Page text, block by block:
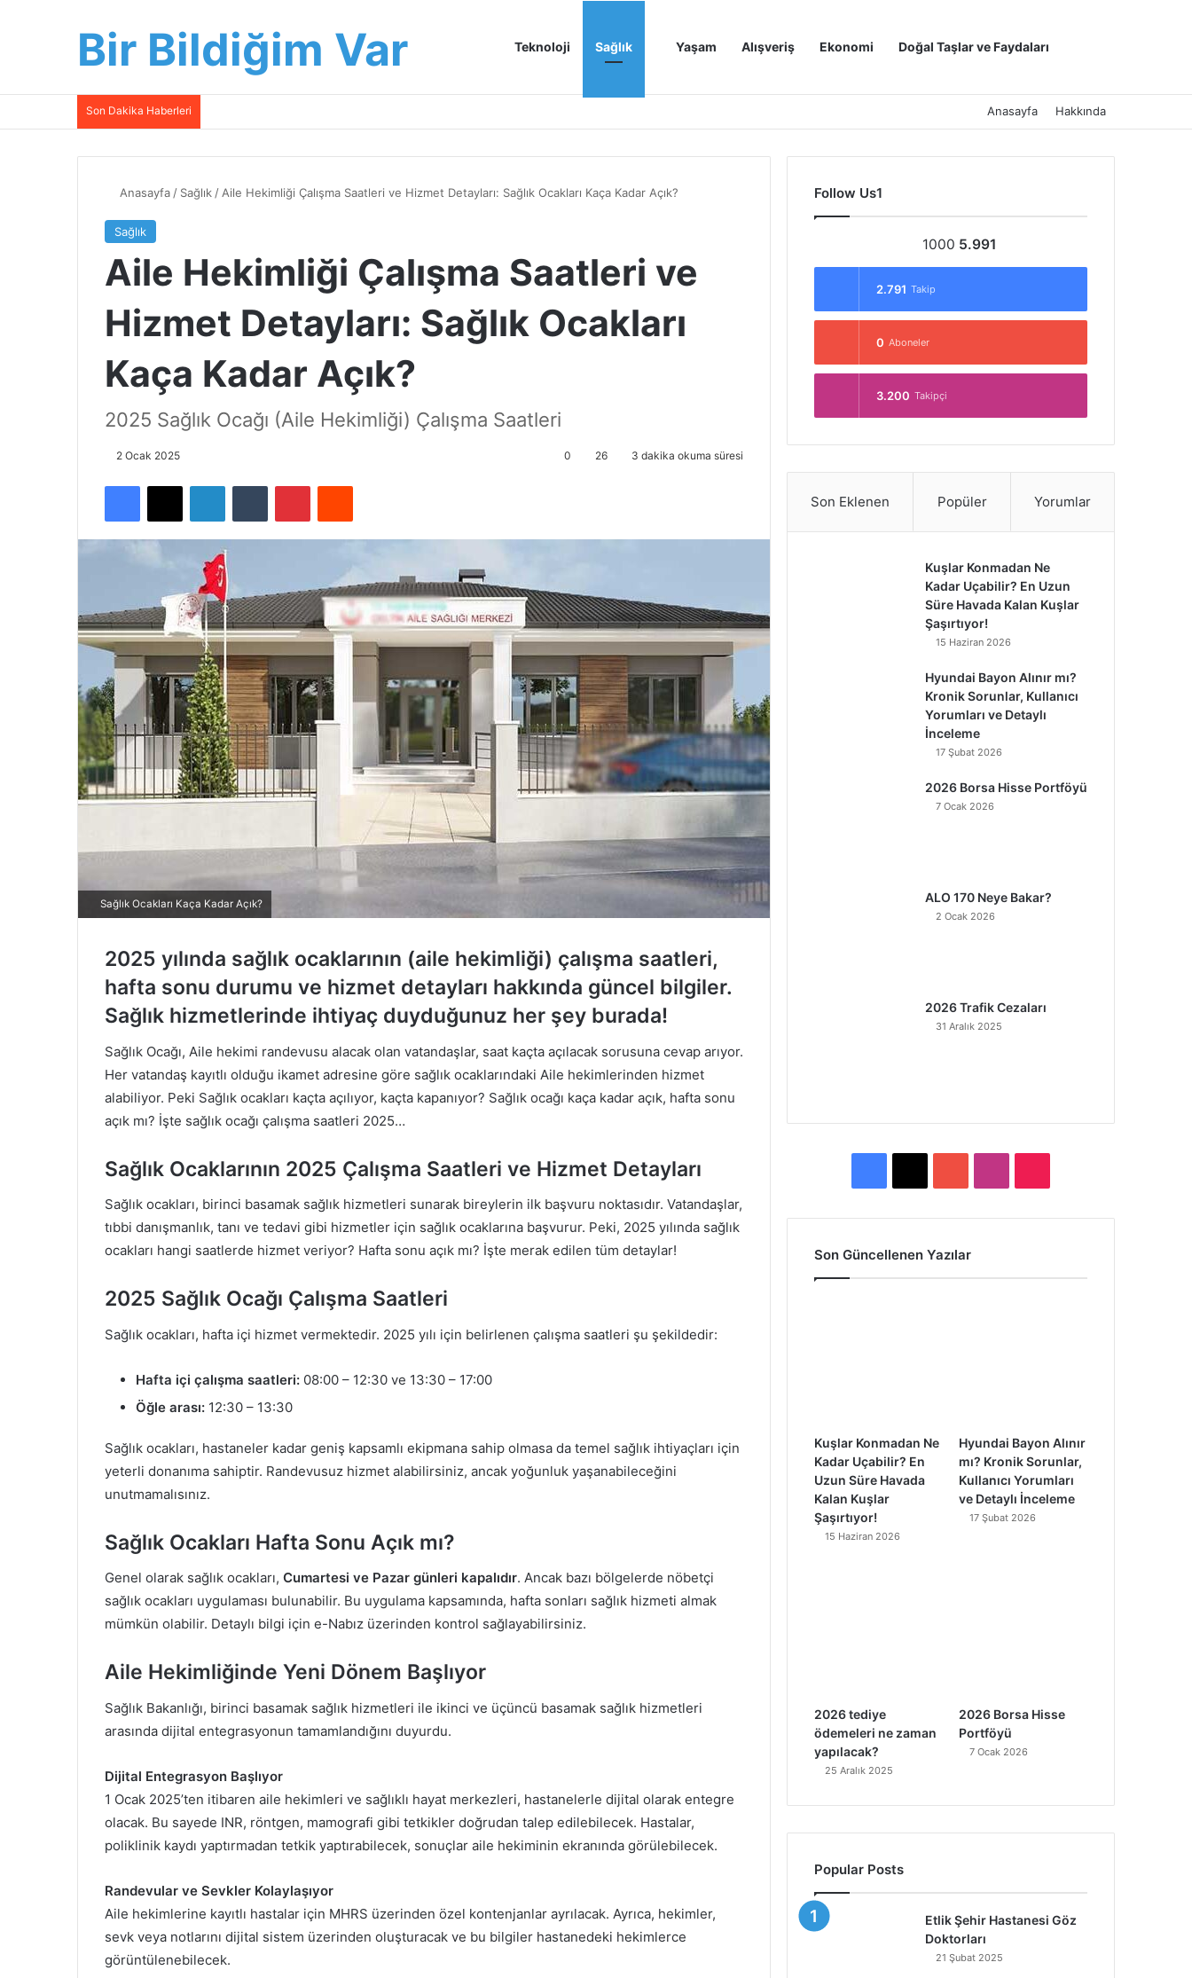
Bir Bildiğim Var Anasayfa
Teknoloji Sağlık Yaşam Alışveriş Ekonomi Doğal Taşlar ve Faydaları
Son Dakika Haberleri Anasayfa Hakkında
Anasayfa / Sağlık / Aile Hekimliği Çalışma Saatleri ve Hizmet Detayları: Sağlık Ocakları Kaça Kadar Açık?
Sağlık
Aile Hekimliği Çalışma Saatleri ve
Hizmet Detayları: Sağlık Ocakları
Kaça Kadar Açık?
2025 Sağlık Ocağı (Aile Hekimliği) Çalışma Saatleri
2 Ocak 2025 0 26 3 dakika okuma süresi
Sağlık Ocakları Kaça Kadar Açık?
2025 yılında sağlık ocaklarının (aile hekimliği) çalışma saatleri,
hafta sonu durumu ve hizmet detayları hakkında güncel bilgiler.
Sağlık hizmetlerinde ihtiyaç duyduğunuz her şey burada!
Sağlık Ocağı, Aile hekimi randevusu alacak olan vatandaşlar, saat kaçta açılacak sorusuna cevap arıyor.
Her vatandaş kayıtlı olduğu ikamet adresine göre sağlık ocaklarındaki Aile hekimlerinden hizmet
alabiliyor. Peki Sağlık ocakları kaçta açılıyor, kaçta kapanıyor? Sağlık ocağı kaça kadar açık, hafta sonu
açık mı? İşte sağlık ocağı çalışma saatleri 2025…
Sağlık Ocaklarının 2025 Çalışma Saatleri ve Hizmet Detayları
Sağlık ocakları, birinci basamak sağlık hizmetleri sunarak bireylerin ilk başvuru noktasıdır. Vatandaşlar,
tıbbi danışmanlık, tanı ve tedavi gibi hizmetler için sağlık ocaklarına başvurur. Peki, 2025 yılında sağlık
ocakları hangi saatlerde hizmet veriyor? Hafta sonu açık mı? İşte merak edilen tüm detaylar!
2025 Sağlık Ocağı Çalışma Saatleri
Sağlık ocakları, hafta içi hizmet vermektedir. 2025 yılı için belirlenen çalışma saatleri şu şekildedir:
Hafta içi çalışma saatleri: 08:00 – 12:30 ve 13:30 – 17:00
Öğle arası: 12:30 – 13:30
Sağlık ocakları, hastaneler kadar geniş kapsamlı ekipmana sahip olmasa da temel sağlık ihtiyaçları için
yeterli donanıma sahiptir. Randevusuz hizmet alabilirsiniz, ancak yoğunluk yaşanabileceğini
unutmamalısınız.
Sağlık Ocakları Hafta Sonu Açık mı?
Genel olarak sağlık ocakları, Cumartesi ve Pazar günleri kapalıdır. Ancak bazı bölgelerde nöbetçi
sağlık ocakları uygulaması bulunabilir. Bu uygulama kapsamında, hafta sonları sağlık hizmeti almak
mümkün olabilir. Detaylı bilgi için e-Nabız üzerinden kontrol sağlayabilirsiniz.
Aile Hekimliğinde Yeni Dönem Başlıyor
Sağlık Bakanlığı, birinci basamak sağlık hizmetleri ile ikinci ve üçüncü basamak sağlık hizmetleri
arasında dijital entegrasyonun tamamlandığını duyurdu.
Dijital Entegrasyon Başlıyor
1 Ocak 2025’ten itibaren aile hekimleri ve sağlıklı hayat merkezleri, hastanelerle dijital olarak entegre
olacak. Bu sayede INR, röntgen, mamografi gibi tetkikler doğrudan talep edilebilecek. Hastalar,
poliklinik kaydı yaptırmadan tetkik yaptırabilecek, sonuçlar aile hekiminin ekranında görülebilecek.
Randevular ve Sevkler Kolaylaşıyor
Aile hekimlerine kayıtlı hastalar için MHRS üzerinden özel kontenjanlar ayrılacak. Ayrıca, hekimler,
sevk veya notlarını dijital sistem üzerinden oluşturacak ve bu bilgiler hastanedeki hekimlerce
görüntülenebilecek.
Follow Us1
1000 5.991
2.791 Takip
0 Aboneler
3.200 Takipçi
Son Eklenen Popüler Yorumlar
Kuşlar Konmadan Ne
Kadar Uçabilir? En Uzun
Süre Havada Kalan Kuşlar
Şaşırtıyor!
15 Haziran 2026
Hyundai Bayon Alınır mı?
Kronik Sorunlar, Kullanıcı
Yorumları ve Detaylı
İnceleme
17 Şubat 2026
2026 Borsa Hisse Portföyü
7 Ocak 2026
ALO 170 Neye Bakar?
2 Ocak 2026
2026 Trafik Cezaları
31 Aralık 2025
e
T
t
T
Son Güncellenen Yazılar
Kuşlar Konmadan Ne
Kadar Uçabilir? En
Uzun Süre Havada
Kalan Kuşlar
Şaşırtıyor!
15 Haziran 2026
Hyundai Bayon Alınır
mı? Kronik Sorunlar,
Kullanıcı Yorumları
ve Detaylı İnceleme
17 Şubat 2026
2026 tediye
ödemeleri ne zaman
yapılacak?
25 Aralık 2025
2026 Borsa Hisse
Portföyü
7 Ocak 2026
Popular Posts
Etlik Şehir Hastanesi Göz
Doktorları
21 Şubat 2025